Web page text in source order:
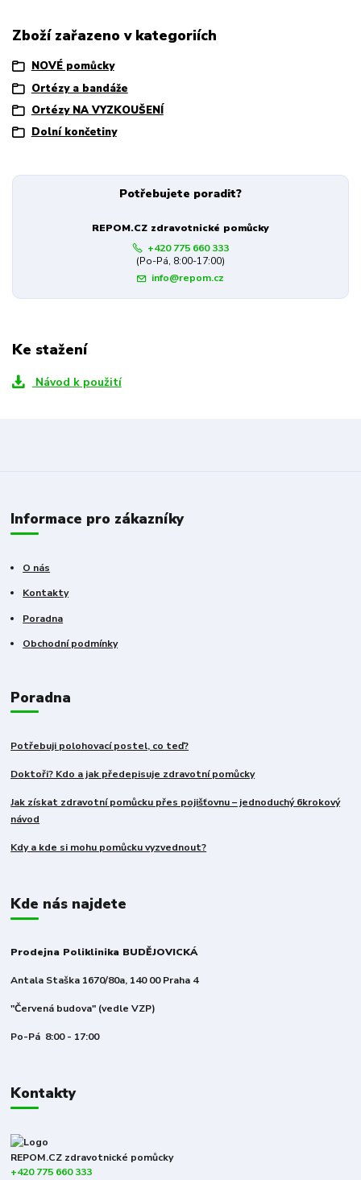
Zboží zařazeno v kategoriích
NOVÉ pomůcky
Ortézy a bandáže
Ortézy NA VYZKOUŠENÍ
Dolní končetiny
Potřebujete poradit?
REPOM.CZ zdravotnické pomůcky
+420 775 660 333
(Po-Pá, 8:00-17:00)
info@repom.cz
Ke stažení
Návod k použití
Informace pro zákazníky
O nás
Kontakty
Poradna
Obchodní podmínky
Poradna
Potřebuji polohovací postel, co teď?
Doktoři? Kdo a jak předepisuje zdravotní pomůcky
Jak získat zdravotní pomůcku přes pojišťovnu – jednoduchý 6krokový
návod
Kdy a kde si mohu pomůcku vyzvednout?
Kde nás najdete
Prodejna Poliklinika BUDĚJOVICKÁ
Antala Staška 1670/80a, 140 00 Praha 4
"Červená budova" (vedle VZP)
Po-Pá 8:00 - 17:00
Kontakty
REPOM.CZ zdravotnické pomůcky
+420 775 660 333